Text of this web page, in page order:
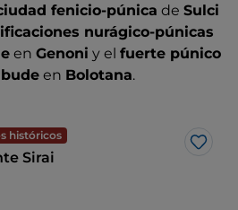
fenicio-púnica de Sulci
nurágico-púnicas
en Genoni y el fuerte púnico
en Bolotana.
históricos
Me
Sirai